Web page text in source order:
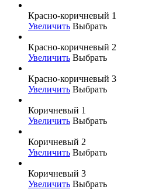
Красно-коричневый 1
Увеличить Выбрать
Красно-коричневый 2
Увеличить Выбрать
Красно-коричневый 3
Увеличить Выбрать
Коричневый 1
Увеличить Выбрать
Коричневый 2
Увеличить Выбрать
Коричневый 3
Увеличить Выбрать